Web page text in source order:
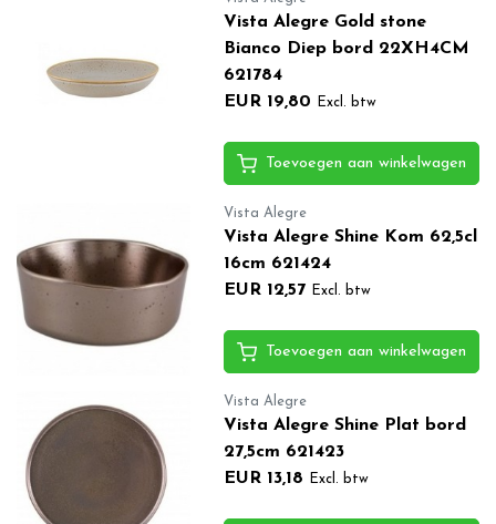
Vista Alegre Gold stone
Bianco Diep bord 22XH4CM
621784
EUR 19,80
Excl. btw
Toevoegen aan winkelwagen
Vista Alegre
Vista Alegre Shine Kom 62,5cl
16cm 621424
EUR 12,57
Excl. btw
Toevoegen aan winkelwagen
Vista Alegre
Vista Alegre Shine Plat bord
27,5cm 621423
EUR 13,18
Excl. btw